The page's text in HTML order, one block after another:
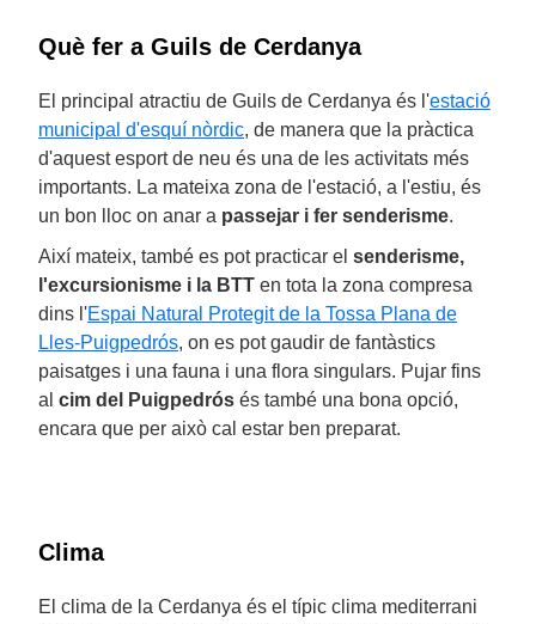
Què fer a Guils de Cerdanya
El principal atractiu de Guils de Cerdanya és l'estació
municipal d'esquí nòrdic, de manera que la pràctica
d'aquest esport de neu és una de les activitats més
importants. La mateixa zona de l'estació, a l'estiu, és
un bon lloc on anar a passejar i fer senderisme.
Així mateix, també es pot practicar el senderisme,
l'excursionisme i la BTT en tota la zona compresa
dins l'Espai Natural Protegit de la Tossa Plana de
Lles-Puigpedrós, on es pot gaudir de fantàstics
paisatges i una fauna i una flora singulars. Pujar fins
al cim del Puigpedrós és també una bona opció,
encara que per això cal estar ben preparat.
Clima
El clima de la Cerdanya és el típic clima mediterrani